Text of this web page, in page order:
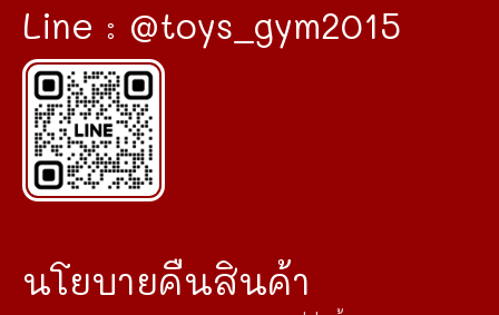
Line : @toys_gym2015
นโยบายคืนสินค้า